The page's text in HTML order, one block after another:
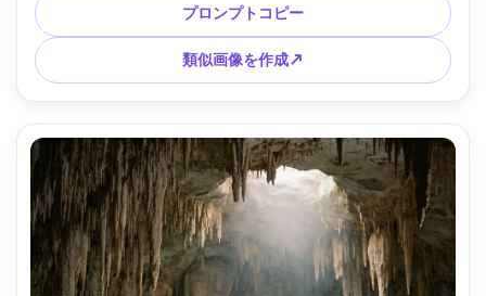
ィール、自然な肌色、超リアル、招き入れる雰囲気 --ar 4:5
プロンプトコピー
類似画像を作成↗